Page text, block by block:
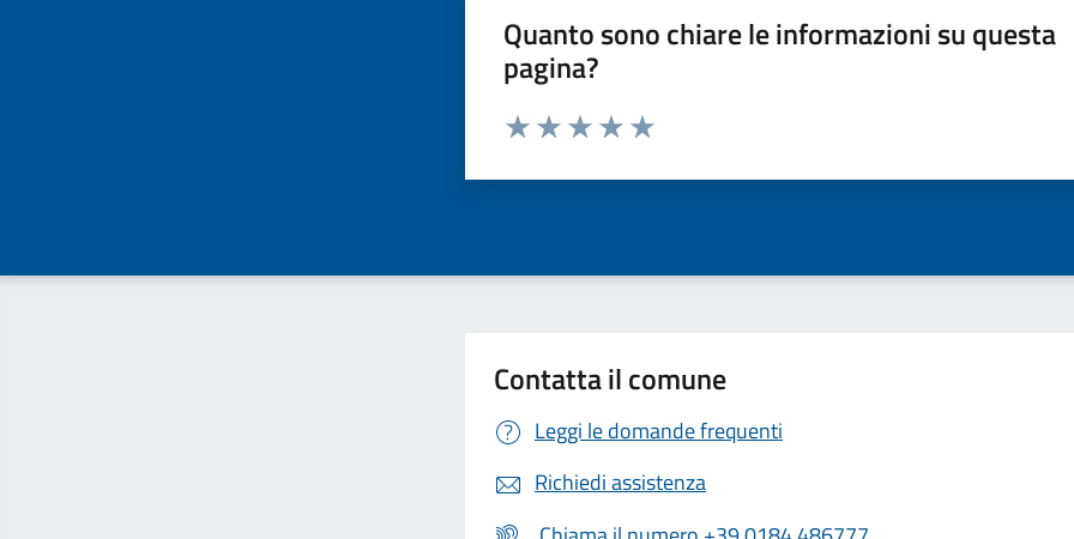
Quanto sono chiare le informazioni su questa
pagina?
Valuta da 1 a 5 stelle la pagina
Contatta il comune
Leggi le domande frequenti
Richiedi assistenza